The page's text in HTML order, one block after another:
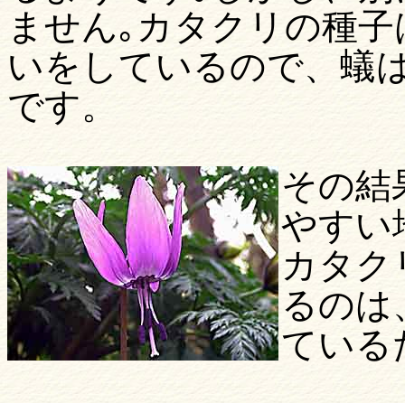
ません｡カタクリの種
いをしているので、蟻
です。
その結
やすい
カタク
るのは
ている